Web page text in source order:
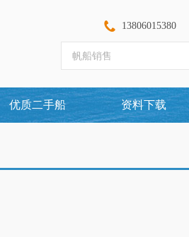
13806015380
优质二手船 资料下载